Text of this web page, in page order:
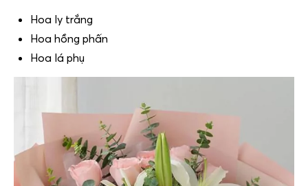
Hoa ly trắng
Hoa hồng phấn
Hoa lá phụ